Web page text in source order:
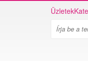
Üzletek